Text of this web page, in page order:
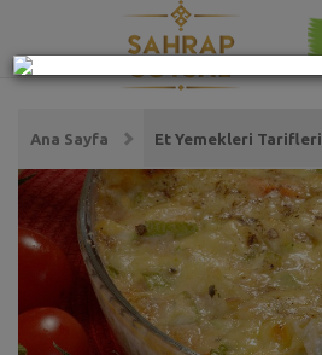
Ana Sayfa Et Yemekleri Tarifleri